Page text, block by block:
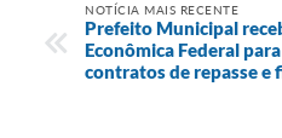
NOTÍCIA MAIS RECENTE
Prefeito Municipal
Econômica Federal
contratos de repasse e